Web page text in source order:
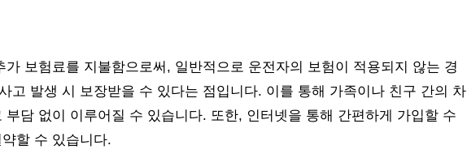
가 보험료를 지불함으로써, 일반적으로 운전자의 보험이 적용되지 않는 경
고 발생 시 보장받을 수 있다는 점입니다. 이를 통해 가족이나 친구 간의 차
부담 없이 이루어질 수 있습니다. 또한, 인터넷을 통해 간편하게 가입할 수
할 수 있습니다.